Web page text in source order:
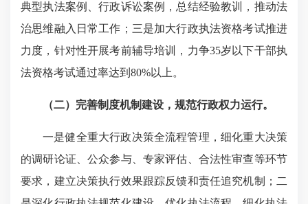
典型执法案例、行政诉讼案例，总结经验教训，推动法
治思维融入日常工作；三是加大行政执法资格考试推进
力度，针对性开展考前辅导培训，力争35岁以下干部执
法资格考试通过率达到80%以上。
（二）完善制度机制建设，规范行政权力运行。
一是健全重大行政决策全流程管理，细化重大决策
的调研论证、公众参与、专家评估、合法性审查等环节
要求，建立决策执行效果跟踪反馈和责任追究机制；二